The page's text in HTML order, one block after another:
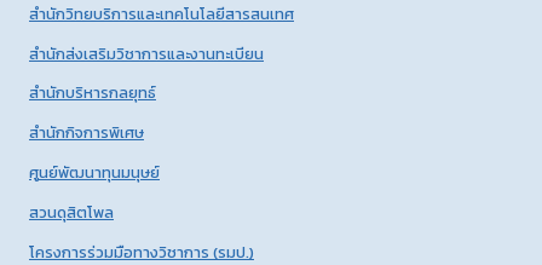
สำนักวิทยบริการและเทคโนโลยีสารสนเทศ
สำนักส่งเสริมวิชาการและงานทะเบียน
สำนักบริหารกลยุทธ์
สำนักกิจการพิเศษ
ศูนย์พัฒนาทุนมนุษย์
สวนดุสิตโพล
โครงการร่วมมือทางวิชาการ (รมป.)